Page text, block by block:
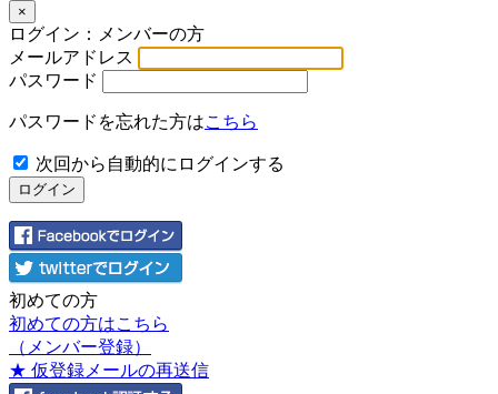
×
ログイン：メンバーの方
メールアドレス
パスワード
パスワードを忘れた方はこちら
次回から自動的にログインする
初めての方
初めての方はこちら
（メンバー登録）
★ 仮登録メールの再送信